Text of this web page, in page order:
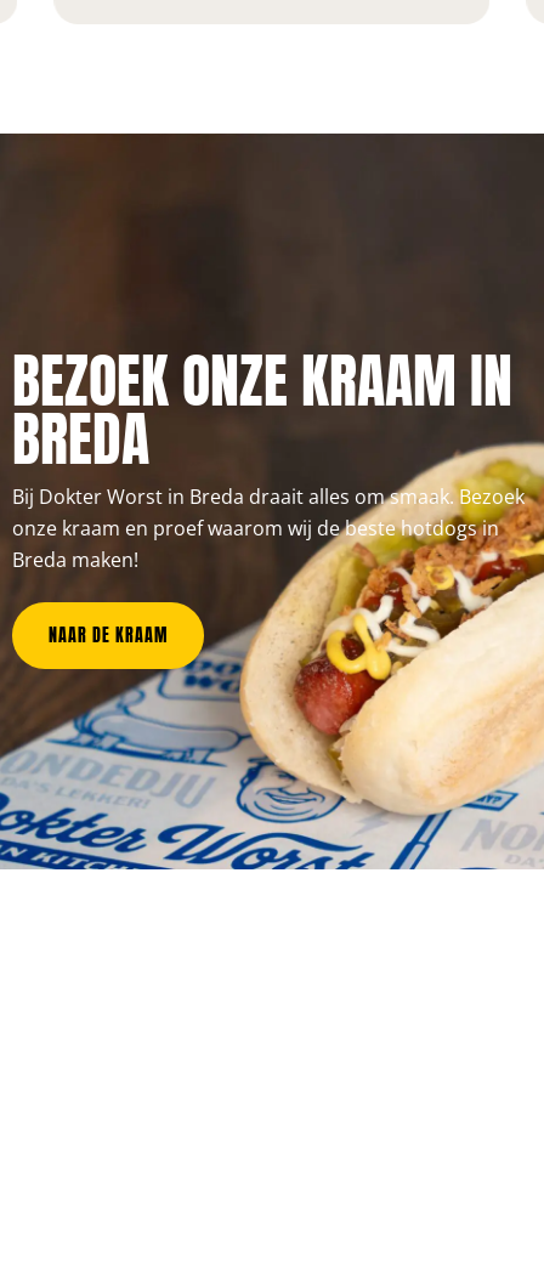
BEZOEK ONZE KRAAM IN
BREDA
Bij Dokter Worst in Breda draait alles om smaak. Bezoek
onze kraam en proef waarom wij de beste hotdogs in
Breda maken!
NAAR DE KRAAM